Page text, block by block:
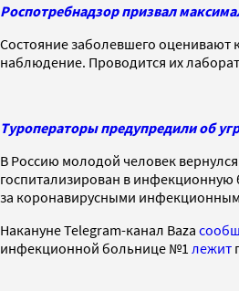
Роспотребнадзор призвал
Состояние заболевшего
наблюдение. Проводится их
Туроператоры предупредили об
В Россию молодой человек
госпитализирован в инфекционную
за коронавирусными
Накануне Telegram-канал Baza
инфекционной больнице №1 лежит